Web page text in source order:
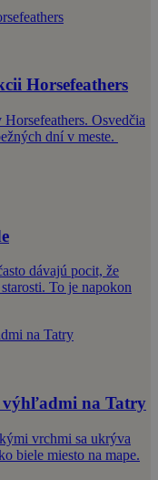
Horsefeathers
Osvedčia
dní v meste.
dávajú pocit, že
To je napokon
výhľadmi na Tatry
vrchmi sa ukrýva
biele miesto na mape.